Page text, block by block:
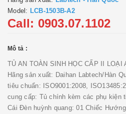
Model: LCB-1503B-A2
Call: 0903.07.1102
Mô tả :
TỦ AN TOÀN SINH HỌC CẤP II LOẠI
Hãng sản xuất: Daihan Labtech/Hàn
tiêu chuẩn: ISO9001:2008,
cung cấp: Tủ chính kèm các phụ kiện
Cái Đèn huỳnh quang: 01 Chiếc